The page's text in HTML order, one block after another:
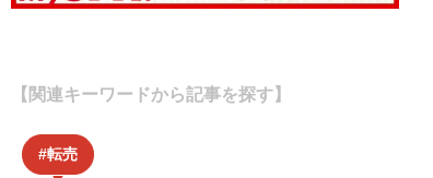
【関連キーワードから記事を探す】
転売